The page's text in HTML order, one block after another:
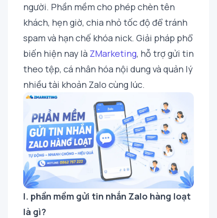
người. Phần mềm cho phép chèn tên
khách, hẹn giờ, chia nhỏ tốc độ để tránh
spam và hạn chế khóa nick. Giải pháp phổ
biến hiện nay là ZMarketing, hỗ trợ gửi tin
theo tệp, cá nhân hóa nội dung và quản lý
nhiều tài khoản Zalo cùng lúc.
I. phần mềm gửi tin nhắn Zalo hàng loạt
là gì?